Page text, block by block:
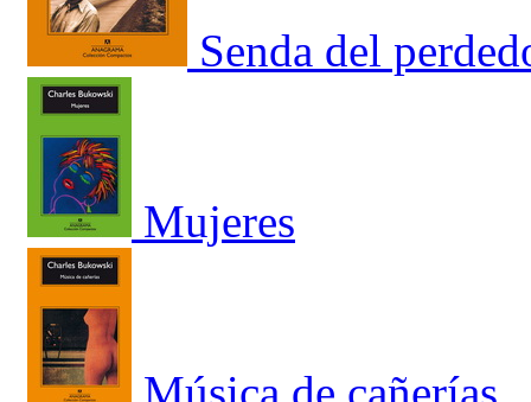
Senda del
Mujeres